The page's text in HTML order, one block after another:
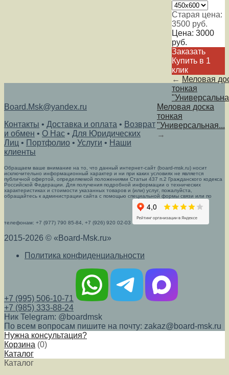
Старая цена:
3500 руб.
Цена: 3000
руб.
Заказать
Купить в 1
клик
← Меловая
тонкая
Меловая доска
тонкая
"Универсальная...
→
Board.Msk@yandex.ru
Контакты • Доставка и оплата • Возврат
и обмен • О Нас • Для Юридических
Лиц • Портфолио • Услуги • Наши
клиенты
Обращаем ваше внимание на то, что данный интернет-сайт (board-msk.ru) носит
исключительно информационный характер и ни при каких условиях не является
публичной офертой, определяемой положениями Статьи 437 п.2 Гражданского кодекса
Российской Федерации. Для получения подробной информации о технических
характеристиках и стоимости указанных товаров и (или) услуг, пожалуйста,
обращайтесь к администрации сайта с помощью специальной формы связи или по
телефонам: +7 (977) 790 85-84, +7 (926) 920 02-03
2015-2026 © «Board-Msk.ru»
Политика конфиденциальности
+7 (995) 506-10-71
+7 (985) 333-88-24
Ник Telegram: @boardmsk
По всем вопросам пишите на почту: zakaz@board-msk.ru
Нужна консультация?
Корзина (0)
Каталог
Каталог